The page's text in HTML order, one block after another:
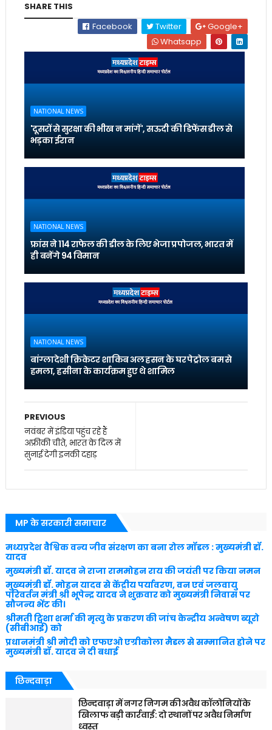
SHARE THIS
Facebook
Twitter
Google+
Whatsapp
NATIONAL NEWS
'दूसरों से सुरक्षा की भीख न मांगें', सऊदी की डिफेंस डील से
भड़का ईरान
NATIONAL NEWS
फ्रांस ने 114 राफेल की डील के लिए भेजा प्रपोजल, भारत में
ही बनेंगे 94 विमान
NATIONAL NEWS
बांग्लादेशी क्रिकेटर शाकिब अल हसन के घर पेट्रोल बम से
हमला, हसीना के कार्यक्रम हुए थे शामिल
PREVIOUS
नवंबर में इंडिया पहुंच रहे हैं
अफ्रीकी चीते, भारत के दिल में
सुनाई देगी इनकी दहाड़
MP के सरकारी समाचार
मध्यप्रदेश वैश्विक वन्य जीव संरक्षण का बना रोल मॉडल : मुख्यमंत्री डॉ.
यादव
मुख्यमंत्री डॉ. यादव ने राजा राममोहन राय की जयंती पर किया नमन
मुख्यमंत्री डॉ. मोहन यादव से केंद्रीय पर्यावरण, वन एवं जलवायु
परिवर्तन मंत्री श्री भूपेन्द्र यादव ने शुक्रवार को मुख्यमंत्री निवास पर
सौजन्य भेंट की।
श्रीमती ट्विशा शर्मा की मृत्यु के प्रकरण की जांच केन्द्रीय अन्वेषण ब्यूरो
(सीबीआई) को
प्रधानमंत्री श्री मोदी को एफएओ एग्रीकोला मैडल से सम्मानित होने पर
मुख्यमंत्री डॉ. यादव ने दी बधाई
छिन्दवाड़ा
छिन्दवाड़ा में नगर निगम की अवैध कॉलोनियों के
खिलाफ बड़ी कार्रवाई: दो स्थानों पर अवैध निर्माण
ध्वस्त